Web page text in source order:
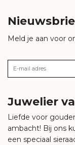
Meld je aan voor
Juwelier
Liefde voor
ambacht! Bij ons
een speciaal